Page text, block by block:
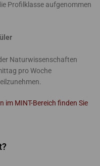
Profilklasse aufgenommen
Naturwissenschaften
pro Woche
im MINT-Bereich finden Sie